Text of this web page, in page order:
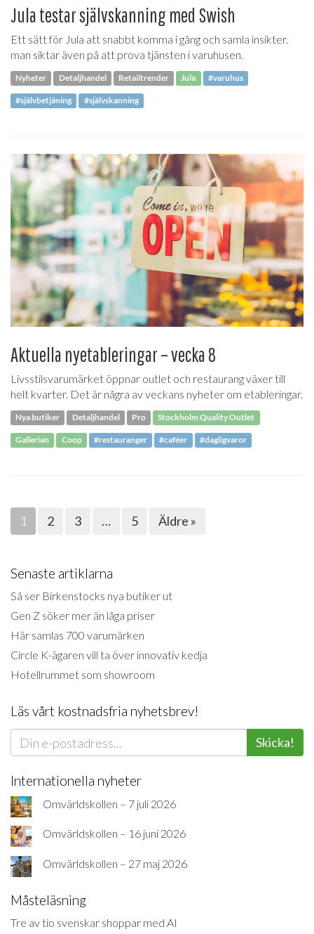
Jula testar självskanning med Swish
Ett sätt för Jula att snabbt komma i gång och samla insikter.
man siktar även på att prova tjänsten i varuhusen.
Nyheter Detaljhandel Retailtrender Jula #varuhus
#självbetjäning #självskanning
Aktuella nyetableringar – vecka 8
Livsstilsvarumärket öppnar outlet och restaurang växer till
helt kvarter. Det är några av veckans nyheter om etableringar.
Nya butiker Detaljhandel Pro Stockholm Quality Outlet
Gallerian Coop #restauranger #caféer #dagligvaror
1 2 3 … 5 Äldre »
Senaste artiklarna
Så ser Birkenstocks nya butiker ut
Gen Z söker mer än låga priser
Här samlas 700 varumärken
Circle K-ägaren vill ta över innovativ kedja
Hotellrummet som showroom
Läs vårt kostnadsfria nyhetsbrev!
Skicka!
Internationella nyheter
Omvärldskollen – 7 juli 2026
Omvärldskollen – 16 juni 2026
Omvärldskollen – 27 maj 2026
Måsteläsning
Tre av tio svenskar shoppar med AI